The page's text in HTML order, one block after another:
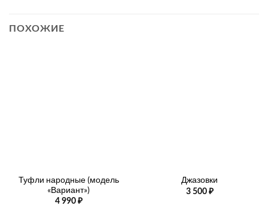
ПОХОЖИЕ
Туфли народные (модель
«Вариант»)
4 990 ₽
Джазовки
3 500 ₽